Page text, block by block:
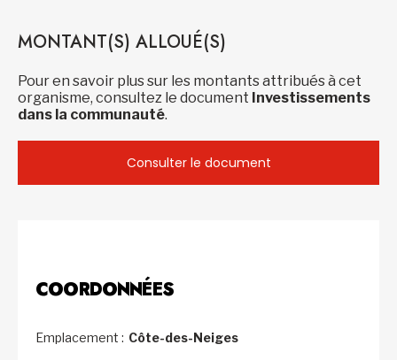
MONTANT(S) ALLOUÉ(S)
Pour en savoir plus sur les montants attribués à cet
organisme, consultez le document Investissements
dans la communauté.
Consulter le document
COORDONNÉES
Emplacement : Côte-des-Neiges